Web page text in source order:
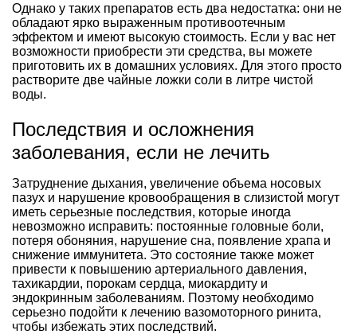
Однако у таких препаратов есть два недостатка: они не
обладают ярко выраженным противоотечным
эффектом и имеют высокую стоимость. Если у вас нет
возможности приобрести эти средства, вы можете
приготовить их в домашних условиях. Для этого просто
растворите две чайные ложки соли в литре чистой
воды.
Последствия и осложнения
заболевания, если не лечить
Затруднение дыхания, увеличение объема носовых
пазух и нарушение кровообращения в слизистой могут
иметь серьезные последствия, которые иногда
невозможно исправить: постоянные головные боли,
потеря обоняния, нарушение сна, появление храпа и
снижение иммунитета. Это состояние также может
привести к повышению артериального давления,
тахикардии, порокам сердца, миокардиту и
эндокринным заболеваниям. Поэтому необходимо
серьезно подойти к лечению вазомоторного ринита,
чтобы избежать этих последствий.